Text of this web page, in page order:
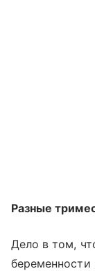
Разные
Дело в том,
беременности